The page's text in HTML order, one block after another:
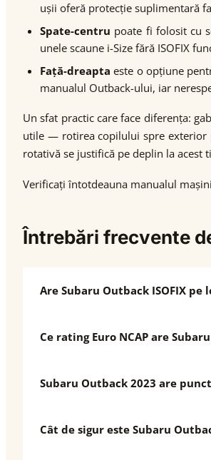
ușii oferă protecție suplimentară
Spate-centru poate fi folosit cu
unele scaune i-Size fără ISOFIX
Față-dreapta este o opțiune
manualul Outback-ului, iar
Un sfat practic care face diferența:
utile — rotirea copilului spre exterior
rotativă se justifică pe deplin la acest
Verificați întotdeauna manualul
Întrebări frecvente
Are Subaru Outback ISOFIX pe
Ce rating Euro NCAP are
Subaru Outback 2023 are
Cât de sigur este Subaru